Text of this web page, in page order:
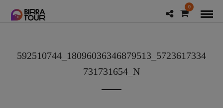
0
592510744_18096036346879513_5723617334
731731654_N